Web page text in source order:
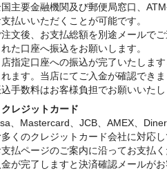
主要金融機関及び郵便局窓口、
払いいただくことが可能です。
文後、お支払総額を別途メールで
た口座へ振込をお願いします。
指定口座への振込が完了いたしま
ます。当店にてご入金が確認でき
手数料はお客様負担でお願いいたし
レジットカード
、Mastercard、JCB、AMEX、
くのクレジットカード会社に対応し
払ページのご案内に沿ってお支払く
が完了しますと決済確認メールが